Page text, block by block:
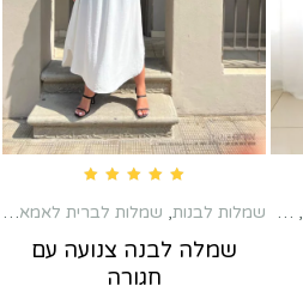
, שמלות מיני
שמלות לבנות, שמלות לברית לאמא,
שמלה לבנה צנועה עם
חגורה